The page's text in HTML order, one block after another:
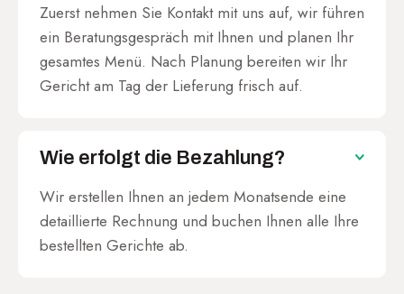
Zuerst nehmen Sie Kontakt mit uns auf, wir führen
ein Beratungsgespräch mit Ihnen und planen Ihr
gesamtes Menü. Nach Planung bereiten wir Ihr
Gericht am Tag der Lieferung frisch auf.
Wie erfolgt die Bezahlung?
Wir erstellen Ihnen an jedem Monatsende eine
detaillierte Rechnung und buchen Ihnen alle Ihre
bestellten Gerichte ab.